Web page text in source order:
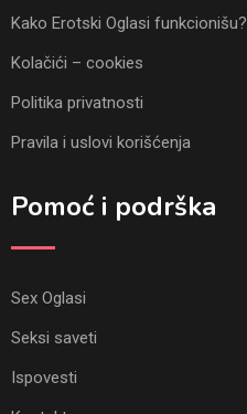
Kako Erotski Oglasi funkcionišu?
Kolačići – cookies
Politika privatnosti
Pravila i uslovi korišćenja
Pomoć i podrška
Sex Oglasi
Seksi saveti
Ispovesti